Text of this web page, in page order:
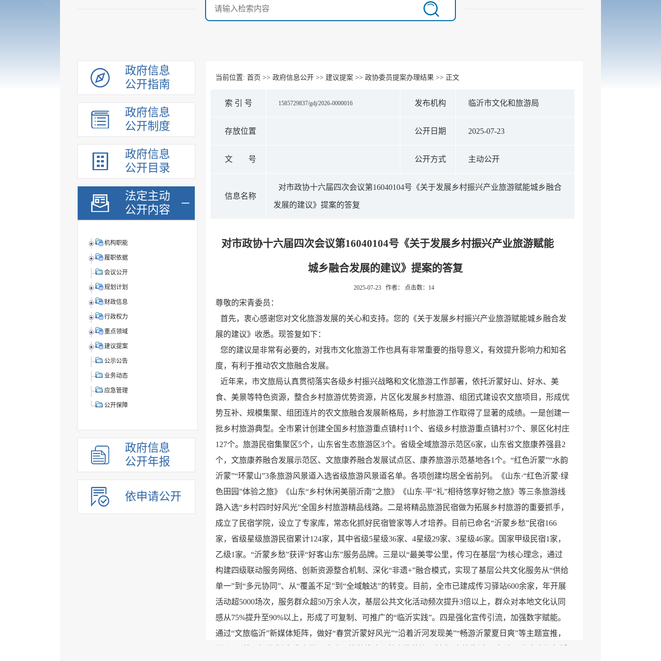
政府信息
公开指南
政府信息
公开制度
政府信息
公开目录
法定主动
公开内容
机构职能
履职依据
会议公开
规划计划
财政信息
行政权力
重点领域
建议提案
公示公告
业务动态
应急管理
公开保障
政府信息
公开年报
依申请公开
当前位置: 首页 >> 政府信息公开 >> 建议提案 >> 政协委员提案办理结果 >> 正文
索 引 号 1585729837/gdj/2026-0000016 发布机构 临沂市文化和旅游局
存放位置 公开日期 2025-07-23
文 号 公开方式 主动公开
信息名称
对市政协十六届四次会议第16040104号《关于发展乡村振兴产业旅游赋能城乡融合
发展的建议》提案的答复
对市政协十六届四次会议第16040104号《关于发展乡村振兴产业旅游赋能
城乡融合发展的建议》提案的答复
2025-07-23 作者： 点击数： 14
尊敬的宋青委员：
首先，衷心感谢您对文化旅游发展的关心和支持。您的《关于发展乡村振兴产业旅游赋能城乡融合发
展的建议》收悉。现答复如下：
您的建议是非常有必要的，对我市文化旅游工作也具有非常重要的指导意义，有效提升影响力和知名
度，有利于推动农文旅融合发展。
近年来，市文旅局认真贯彻落实各级乡村振兴战略和文化旅游工作部署，依托沂蒙好山、好水、美
食、美景等特色资源，整合乡村旅游优势资源，片区化发展乡村旅游、组团式建设农文旅项目，形成优
势互补、规模集聚、组团连片的农文旅融合发展新格局，乡村旅游工作取得了显著的成绩。一是创建一
批乡村旅游典型。全市累计创建全国乡村旅游重点镇村11个、省级乡村旅游重点镇村37个、景区化村庄
127个。旅游民宿集聚区5个，山东省生态旅游区3个。省级全域旅游示范区6家，山东省文旅康养强县2
个，文旅康养融合发展示范区、文旅康养融合发展试点区、康养旅游示范基地各1个。“红色沂蒙”“水韵
沂蒙”“环蒙山”3条旅游风景道入选省级旅游风景道名单。各项创建均居全省前列。《山东·“红色沂蒙·绿
色田园”体验之旅》《山东“乡村休闲美丽沂南”之旅》《山东·平“礼”相待悠享好物之旅》等三条旅游线
路入选“乡村四时好风光”全国乡村旅游精品线路。二是将精品旅游民宿做为拓展乡村旅游的重要抓手，
成立了民宿学院，设立了专家库，常态化抓好民宿管家等人才培养。目前已命名“沂蒙乡愁”民宿166
家，省级星级旅游民宿累计124家，其中省级5星级36家、4星级29家、3星级46家。国家甲级民宿1家，
乙级1家。“沂蒙乡愁”获评“好客山东”服务品牌。三是以“最美零公里，传习在基层”为核心理念，通过
构建四级联动服务网络、创新资源整合机制、深化“非遗+”融合模式，实现了基层公共文化服务从“供给
单一”到“多元协同”、从“覆盖不足”到“全域触达”的转变。目前，全市已建成传习驿站600余家，年开展
活动超5000场次，服务群众超50万余人次，基层公共文化活动频次提升3倍以上，群众对本地文化认同
感从75%提升至90%以上，形成了可复制、可推广的“临沂实践”。四是强化宣传引流，加强数字赋能。
通过“文旅临沂”新媒体矩阵，做好“春赏沂蒙好风光”“沿着沂河发现美”“畅游沂蒙夏日爽”等主题宣推，